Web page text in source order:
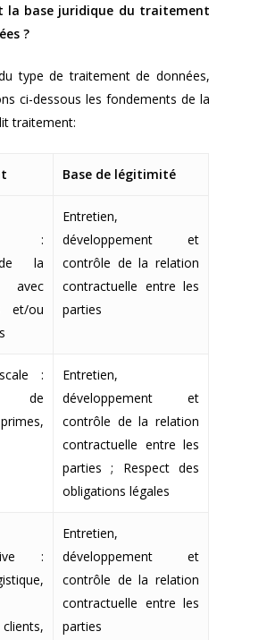
la base juridique du traitement
?
type de traitement de données,
ci-dessous les fondements de la
traitement:
Base de légitimité
:
la
avec
et/ou
Entretien,
développement et
contrôle de la relation
contractuelle entre les
parties
:
de
Entretien,
développement et
contrôle de la relation
contractuelle entre les
parties ; Respect des
obligations légales
:
Entretien,
développement et
contrôle de la relation
contractuelle entre les
parties